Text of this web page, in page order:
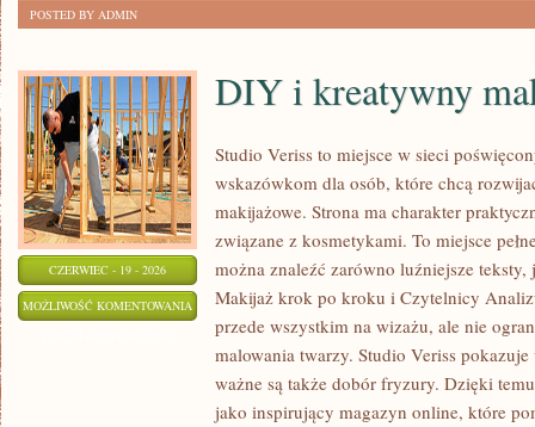
POSTED BY ADMIN
CZERWIEC - 19 - 2026
MOŻLIWOŚĆ KOMENTOWANIA
KREATYWNY
MAKIJAŻ
DIY i kreatywny
Studio Veriss to miejsce w sieci
wskazówkom dla osób, które chcą
makijażowe. Strona ma charakter
związane z kosmetykami. To miejsce
można znaleźć zarówno luźniejsze
Makijaż krok po kroku i Czytelnicy
przede wszystkim na wizażu, ale nie
malowania twarzy. Studio Veriss
ważne są także dobór fryzury. Dzięki
jako inspirujący magazyn online, które